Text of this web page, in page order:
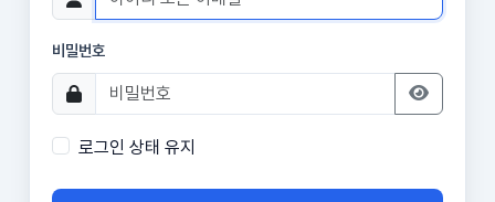
비밀번호
로그인 상태 유지